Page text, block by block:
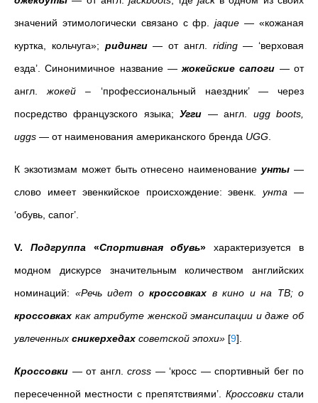
значений этимологически связано с фр.jaque — «кожаная
куртка, кольчуга»; ридинги— от англ. riding— ‘верховая
езда’. Синонимичное название —жокейские сапоги — от
англ.жокей – ‘профессиональный наездник’ — через
посредство французского языка;Угги — англ.
ugg boots,
uggs — от наименования американского бренда UGG
К экзотизмам может быть отнесено наименование унты —
слово имеет эвенкийское происхождение: эвенк.унта —
‘обувь, сапог’.
V. Подгруппа «Спортивная обувь»характеризуется в
модном дискурсе
значительным количеством английских
номинаций: «Речь идет о кроссовках в кино и на ТВ; о
кроссовках как атрибуте женской эмансипации и даже об
увлеченных сникерхедах советской эпохи» [9]
Кроссовки — от англ. cross — ‘кросс — спортивный бег по
пересеченной местности с препятствиями’. Кроссовкистали